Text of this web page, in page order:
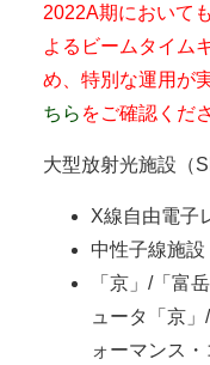
2022A期において
よるビームタイム
め、特別な運用が
ちら をご確認くだ
大型放射光施設（
X線自由電子
中性子線施設
「京」/「富
ュータ「京
ォーマンス